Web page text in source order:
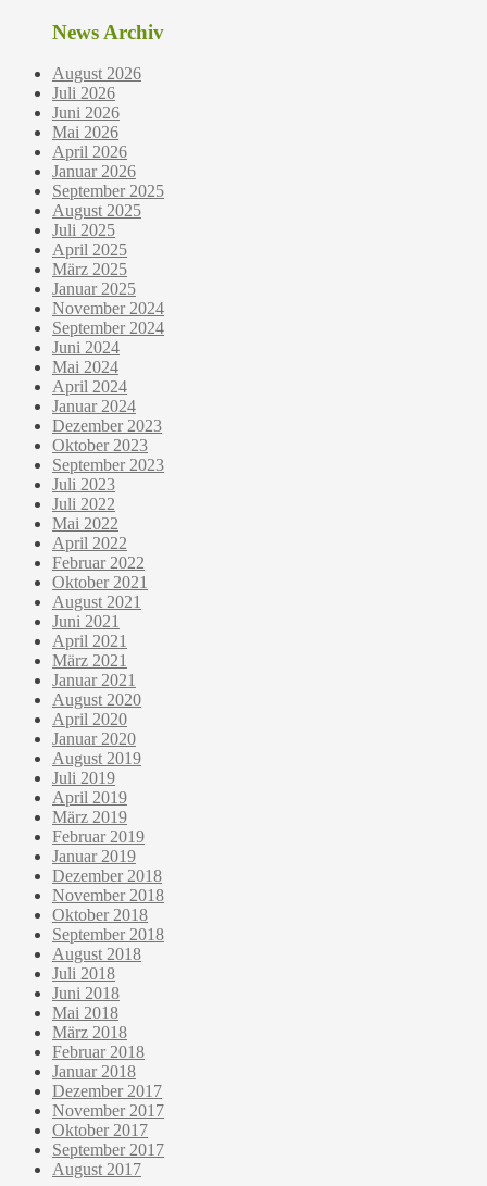
News Archiv
August 2026
Juli 2026
Juni 2026
Mai 2026
April 2026
Januar 2026
September 2025
August 2025
Juli 2025
April 2025
März 2025
Januar 2025
November 2024
September 2024
Juni 2024
Mai 2024
April 2024
Januar 2024
Dezember 2023
Oktober 2023
September 2023
Juli 2023
Juli 2022
Mai 2022
April 2022
Februar 2022
Oktober 2021
August 2021
Juni 2021
April 2021
März 2021
Januar 2021
August 2020
April 2020
Januar 2020
August 2019
Juli 2019
April 2019
März 2019
Februar 2019
Januar 2019
Dezember 2018
November 2018
Oktober 2018
September 2018
August 2018
Juli 2018
Juni 2018
Mai 2018
März 2018
Februar 2018
Januar 2018
Dezember 2017
November 2017
Oktober 2017
September 2017
August 2017